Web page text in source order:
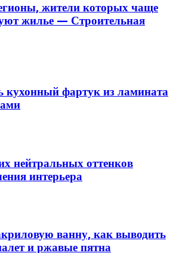
жители которых чаще
жилье — Строительная
кухонный фартук из ламината
нейтральных оттенков
интерьера
ванну, как выводить
и ржавые пятна